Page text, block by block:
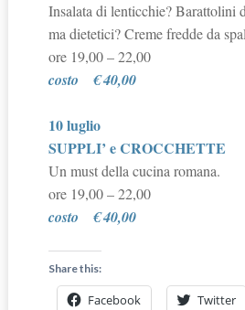
Insalata di lenticchie? Barattolini
ma dietetici? Creme fredde da
ore 19,00 – 22,00
costo € 40,00
10 luglio
SUPPLI’ e CROCCHETTE
Un must della cucina romana.
ore 19,00 – 22,00
costo € 40,00
Share this:
Facebook Twitter